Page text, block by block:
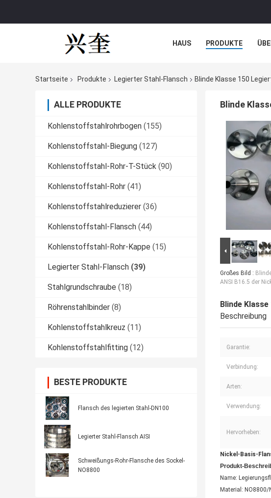
HAUS PRODUKTE
Startseite
Produkte Legierter Stahl-Flansch Blinde Klasse 150
ALLE PRODUKTE
Kohlenstoffstahlrohrbogen (155)
Kohlenstoffstahl-Biegung (127)
Kohlenstoffstahl-Rohr-T-Stück (90)
Kohlenstoffstahl-Rohr (41)
Kohlenstoffstahlreduzierer (36)
Kohlenstoffstahl-Flansch (44)
Kohlenstoffstahl-Rohr-Kappe (15)
Legierter Stahl-Flansch (39)
Stahlgrundschraube (18)
Röhrenstahlbinder (8)
Kohlenstoffstahlkreuz (11)
Kohlenstoffstahlfitting (12)
BESTE PRODUKTE
Flansch des legierten Stahl-DN100
Legierter Stahl-Flansch AISI
Schweißungs-Rohr-Flansche des Sockel-
NO8800
Blinde
Großes Bild :
ANSI B16.5 der
Blinde
Beschreibung
Garantie:
Verbindung:
Arten:
Verwendung:
Hervorheben:
Nickel-Basis-
Produkt-
Name:
Material: